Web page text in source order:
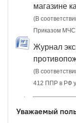
магазине
(В
Приказом
Журнал
(В
412 ППР в РФ
Уважаемый